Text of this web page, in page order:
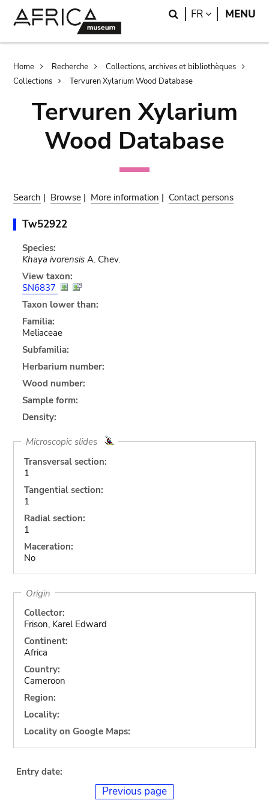
Search
FR LANGUAGE
MENU
Breadcrumb
Home Recherche
Collections, archives et bibliothèques
Collections
Tervuren Xylarium Wood Database
Tervuren Xylarium
Wood Database
Search | Browse | More information | Contact persons
Tw52922
Species:
Khaya ivorensisA. Chev.
View taxon:
SN6837
Taxon lower than:
Familia:
Meliaceae
Subfamilia:
Herbarium number:
Wood number:
Sample form:
Density:
Microscopic slides
Transversal section:
1
Tangential section:
1
Radial section:
1
Maceration:
No
Origin
Collector:
Frison, Karel Edward
Continent:
Africa
Country:
Cameroon
Region:
Locality:
Locality on Google Maps:
Entry date:
Previous page